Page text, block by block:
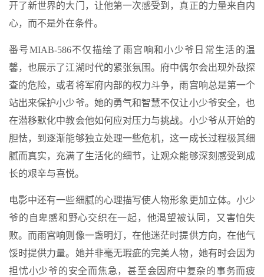
开了新世界的大门，让他第一次感受到，真正的力量来自内
心，而不是外在条件。
番号MIAB-586不仅描绘了雨宫响和小少爷日常生活的温
馨，也展示了江湖时代的紧张氛围。府中偶尔会出现外敌探
查的危险，或者将军府内部的权力斗争，雨宫响总是第一个
站出来保护小少爷。她的勇气和智慧不仅让小少爷安全，也
在潜移默化中教会他如何应对压力与挑战。小少爷从开始的
胆怯，到逐渐能够独立处理一些危机，这一成长过程极其细
腻而真实，充满了生活化的细节，让观众能够深刻感受到成
长的艰辛与喜悦。
电影中还有一些细腻的心理描写使人物形象更加立体。小少
爷的自卑感和野心交织在一起，他渴望被认同，又害怕失
败。而雨宫响则像一盏明灯，在他迷茫时提供方向，在他气
馁时提供力量。她并非毫无瑕疵的完美人物，她有时会因为
担忧小少爷的安全而焦急，甚至会因府中复杂的事务而疲